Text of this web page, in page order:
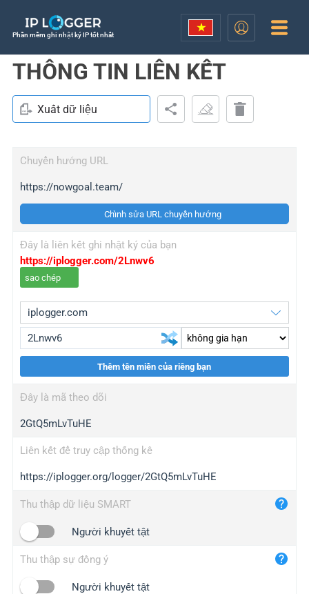
Phần mềm ghi nhật ký IP tốt nhất
THÔNG TIN LIÊN KẾT
Xuất dữ liệu
Chuyển hướng URL
https://nowgoal.team/
Chỉnh sửa URL chuyển hướng
Đây là liên kết ghi nhật ký của bạn
https://iplogger.com/2Lnwv6
sao chép
wl.gl
ed.tc
bc.ax
iplogger.com
maper.info
2no.co
yip.su
iplogger.info
Thêm tên miền của riêng bạn
Đây là mã theo dõi
2GtQ5mLvTuHE
Liên kết để truy cập thống kê
https://iplogger.org/logger/2GtQ5mLvTuHE
Thu thập dữ liệu SMART
Người khuyết tật
Thu thập sự đồng ý
Người khuyết tật